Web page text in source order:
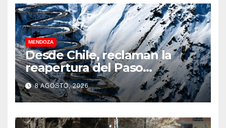
MENDOZA
Desde Chile, reclaman la
reapertura del Paso
Internacional Los
Libertadores: pérdidas
millonarias
8 AGOSTO, 2026